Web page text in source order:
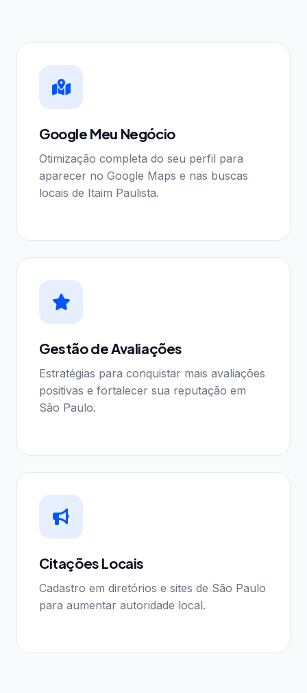
Google Meu Negócio
Otimização completa do seu perfil para
aparecer no Google Maps e nas buscas
locais de Itaim Paulista.
Gestão de Avaliações
Estratégias para conquistar mais avaliações
positivas e fortalecer sua reputação em
São Paulo.
Citações Locais
Cadastro em diretórios e sites de São Paulo
para aumentar autoridade local.